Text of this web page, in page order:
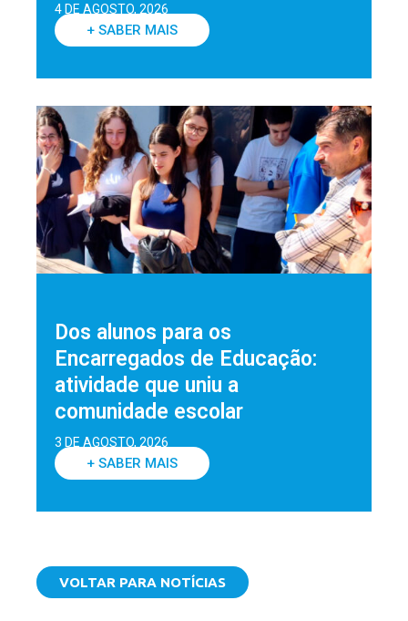
4 DE AGOSTO, 2026
+ SABER MAIS
Dos alunos para os
Encarregados de Educação:
atividade que uniu a
comunidade escolar
3 DE AGOSTO, 2026
+ SABER MAIS
VOLTAR PARA NOTÍCIAS